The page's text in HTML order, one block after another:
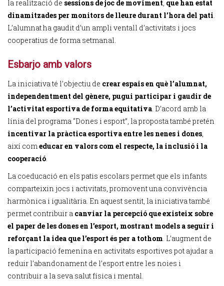
la realització de sessions de joc de moviment, que han estat
dinamitzades per monitors de lleure durant l’hora del pati.
L’alumnat ha gaudit d’un ampli ventall d’activitats i jocs
cooperatius de forma setmanal.
Esbarjo amb valors
La iniciativa té l’objectiu de crear espais en què l’alumnat,
independentment del gènere, pugui participar i gaudir de
l’activitat esportiva de forma equitativa. D’acord amb la
línia del programa “Dones i esport”, la proposta també pretén
incentivar la pràctica esportiva entre les nenes i dones,
així comeducar en valors com el respecte, la inclusió i la
cooperació.
La coeducació en els patis escolars permet que els infants
comparteixin jocs i activitats, promovent una convivència
harmònica i igualitària. En aquest sentit, la iniciativa també
permet contribuir a canviar la percepció que existeix sobre
el paper de les dones en l’esport, mostrant models a seguir i
reforçant la idea que l’esport és per a tothom. L’augment de
la participació femenina en activitats esportives pot ajudar a
reduir l’abandonament de l’esport entre les noies i
contribuir a la seva salut física i mental.